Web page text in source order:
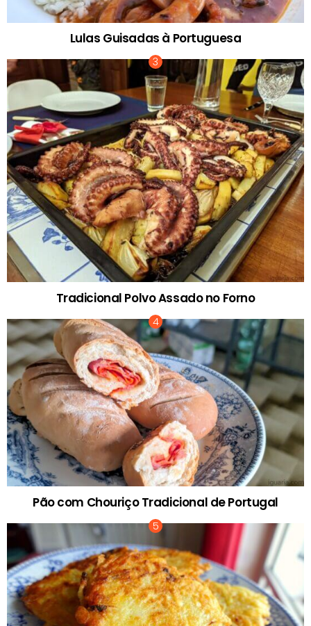
Lulas Guisadas à Portuguesa
Tradicional Polvo Assado no Forno
Pão com Chouriço Tradicional de Portugal